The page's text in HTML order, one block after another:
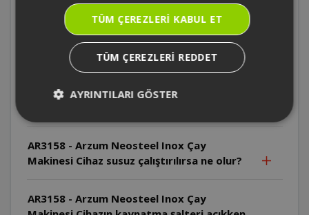
AR3158 - Arzum Neosteel Inox Çay
Makinesi Cihazın kablosu zarar görürse ne
yapılmalıdır?
AR3158 - Arzum Neosteel Inox Çay
Makinesi Cihazın enerji tabanı suya
AR3158 - Arzum Neosteel Inox Çay
Makinesi Cihaz susuz çalıştırılırsa ne olur?
AR3158 - Arzum Neosteel Inox Çay
TÜM ÇEREZLERI KABUL ET
TÜM ÇEREZLERI REDDET
AYRINTILARI GÖSTER